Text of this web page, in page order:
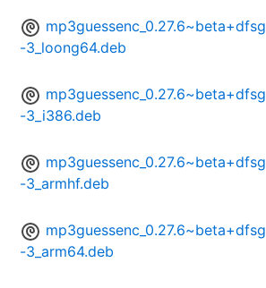
mp3guessenc_0.27.6~beta+dfsg
-3_loong64.deb
mp3guessenc_0.27.6~beta+dfsg
-3_i386.deb
mp3guessenc_0.27.6~beta+dfsg
-3_armhf.deb
mp3guessenc_0.27.6~beta+dfsg
-3_arm64.deb